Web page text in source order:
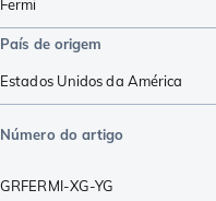
Fermi
País de origem
Estados Unidos da América
Número do artigo
GRFERMI-XG-YG